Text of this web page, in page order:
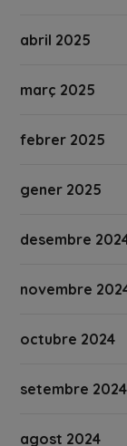
abril 2025
març 2025
febrer 2025
gener 2025
desembre
novembre
octubre 2024
setembre 2024
agost 2024